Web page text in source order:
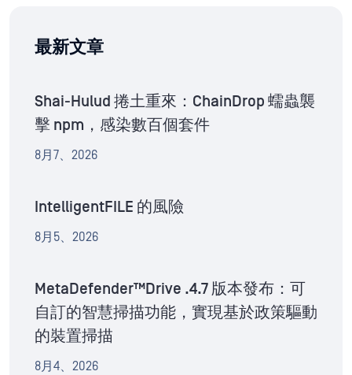
最新文章
Shai-Hulud 捲土重來：ChainDrop 蠕蟲襲
擊 npm，感染數百個套件
8月7、2026
IntelligentFILE 的風險
8月5、2026
MetaDefender™Drive .4.7 版本發布：可
自訂的智慧掃描功能，實現基於政策驅動
的裝置掃描
8月4、2026